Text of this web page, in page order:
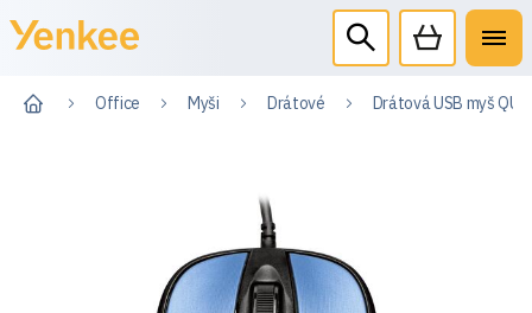
Office Myši Drátové Drátová USB myš